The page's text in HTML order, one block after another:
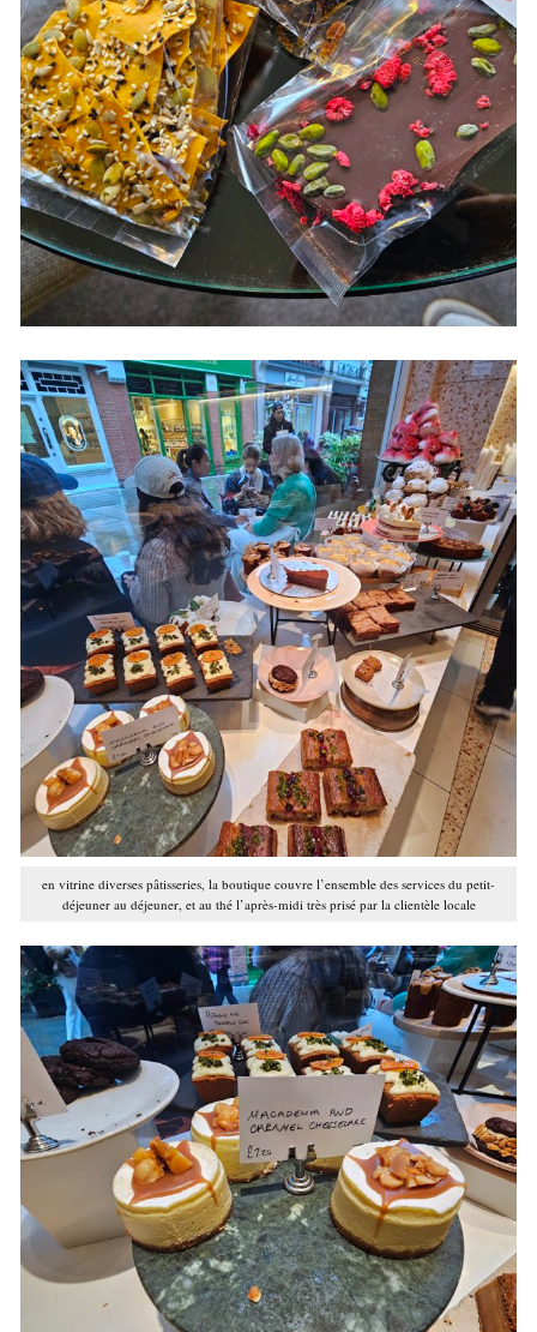
en vitrine diverses pâtisseries, la boutique couvre l’ensemble des services du petit-
déjeuner au déjeuner, et au thé l’après-midi très prisé par la clientèle locale